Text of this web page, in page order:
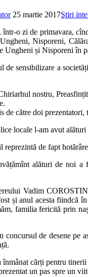
25 martie 2017Ştiri
într-o zi de primavara,
Nisporeni,
Ungheni și Nisporeni în
de sensibilizare a
nostru,
de către doi
locale l-am avut
reprezintă de fapt
alături de noi a
Vadim
și anul acesta fiindcă
familia fericită prin
concursul de desene pe
înmânat cărți pentru
un pas spre un